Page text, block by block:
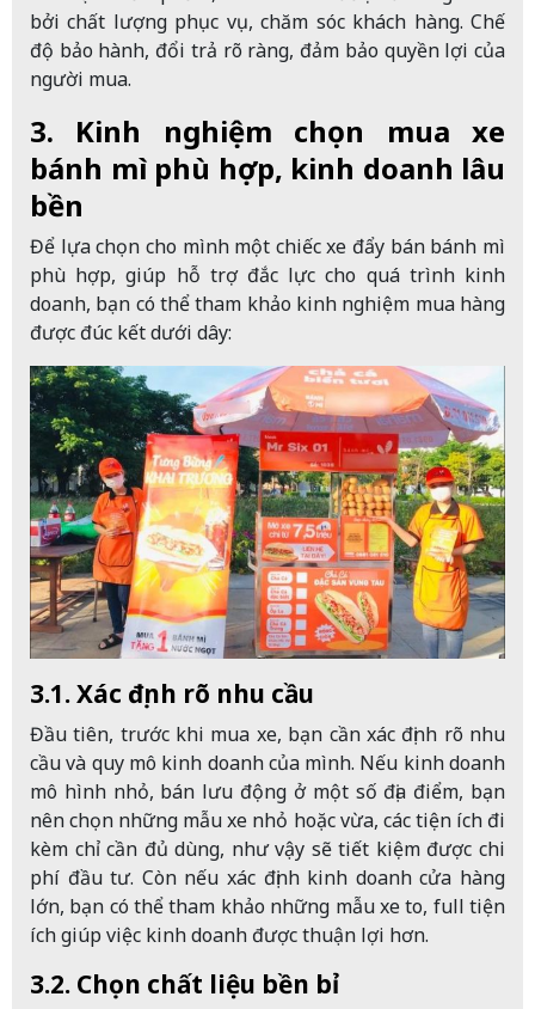
bởi chất lượng phục vụ, chăm sóc khách hàng. Chế
độ bảo hành, đổi trả rõ ràng, đảm bảo quyền lợi của
người mua.
3. Kinh nghiệm chọn mua xe
bánh mì phù hợp, kinh doanh lâu
bền
Để lựa chọn cho mình một chiếc xe đẩy bán bánh mì
phù hợp, giúp hỗ trợ đắc lực cho quá trình kinh
doanh, bạn có thể tham khảo kinh nghiệm mua hàng
được đúc kết dưới dây:
3.1. Xác định rõ nhu cầu
Đầu tiên, trước khi mua xe, bạn cần xác định rõ nhu
cầu và quy mô kinh doanh của mình. Nếu kinh doanh
mô hình nhỏ, bán lưu động ở một số địa điểm, bạn
nên chọn những mẫu xe nhỏ hoặc vừa, các tiện ích đi
kèm chỉ cần đủ dùng, như vậy sẽ tiết kiệm được chi
phí đầu tư. Còn nếu xác định kinh doanh cửa hàng
lớn, bạn có thể tham khảo những mẫu xe to, full tiện
ích giúp việc kinh doanh được thuận lợi hơn.
3.2. Chọn chất liệu bền bỉ